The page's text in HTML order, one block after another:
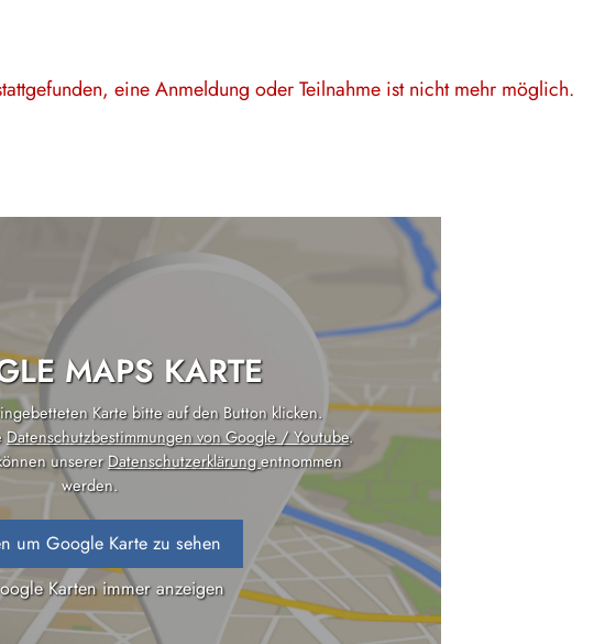
eine Anmeldung oder Teilnahme ist nicht mehr möglich.
MAPS KARTE
Karte bitte auf den Button klicken.
Datenschutzbestimmungen von Google / Youtube.
unsererDatenschutzerklärungentnommen
werden.
um Google Karte zu sehen
Karten immer anzeigen